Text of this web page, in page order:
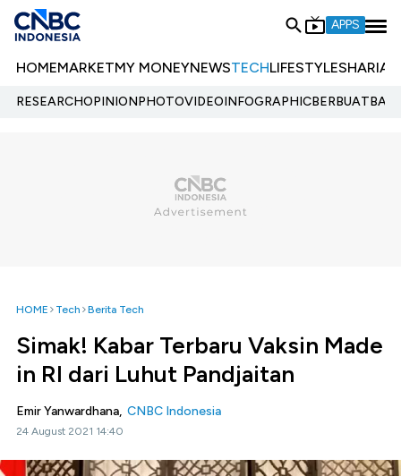
APPS
HOMEMARKETMY MONEYNEWSTECHLIFESTYLESHARIA
RESEARCHOPINIONPHOTOVIDEOINFOGRAPHIC
HOME Tech Berita Tech
Simak! Kabar Terbaru Vaksin Made
in RI dari Luhut Pandjaitan
Emir Yanwardhana, CNBC Indonesia
24 August 2021 14:40